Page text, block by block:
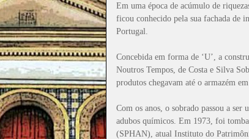
Em uma época de acúmulo de
ficou conhecido pela sua fachada de
Portugal.
Concebida em forma de ‘U’, a
Noutros Tempos, de Costa e Silva
produtos chegavam até o armazém
Com os anos, o sobrado passou a
adubos químicos. Em 1973, foi
(SPHAN), atual Instituto do